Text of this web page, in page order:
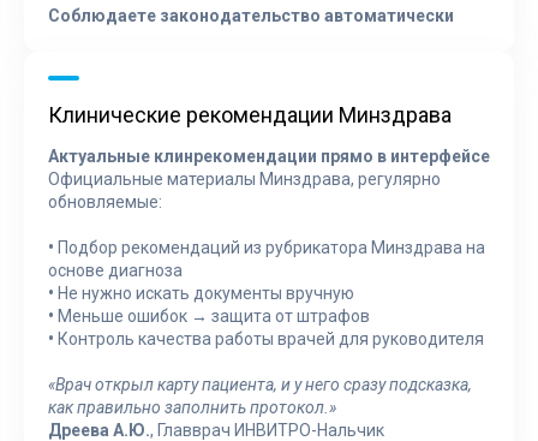
Соблюдаете законодательство автоматически
Клинические рекомендации Минздрава
Актуальные клинрекомендации прямо в интерфейсе
Официальные материалы Минздрава, регулярно
обновляемые:
• Подбор рекомендаций из рубрикатора Минздрава на
основе диагноза
• Не нужно искать документы вручную
• Меньше ошибок → защита от штрафов
• Контроль качества работы врачей для руководителя
«Врач открыл карту пациента, и у него сразу подсказка,
как правильно заполнить протокол.»
Дреева А.Ю., Главврач ИНВИТРО-Нальчик